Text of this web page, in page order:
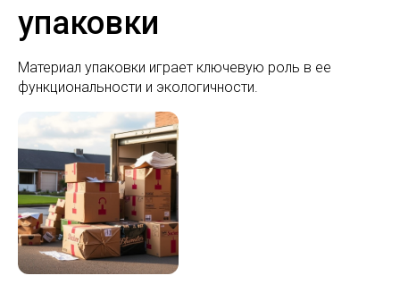
упаковки
Материал упаковки играет ключевую роль в ее
функциональности и экологичности.